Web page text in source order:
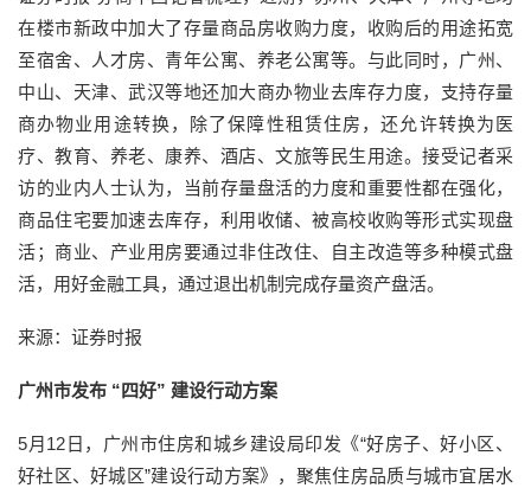
在楼市新政中加大了存量商品房收购力度，收购后的用途拓宽
至宿舍、人才房、青年公寓、养老公寓等。与此同时，广州、
中山、天津、武汉等地还加大商办物业去库存力度，支持存量
商办物业用途转换，除了保障性租赁住房，还允许转换为医
疗、教育、养老、康养、酒店、文旅等民生用途。接受记者采
访的业内人士认为，当前存量盘活的力度和重要性都在强化，
商品住宅要加速去库存，利用收储、被高校收购等形式实现盘
活；商业、产业用房要通过非住改住、自主改造等多种模式盘
活，用好金融工具，通过退出机制完成存量资产盘活。
来源：证券时报
广州市发布 “四好” 建设行动方案
5月12日，广州市住房和城乡建设局印发《“好房子、好小区、
好社区、好城区”建设行动方案》，聚焦住房品质与城市宜居水